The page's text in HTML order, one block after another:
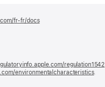
fr-fr/docs(s’ouvre
regulation1542
environmentalcharacteristics.